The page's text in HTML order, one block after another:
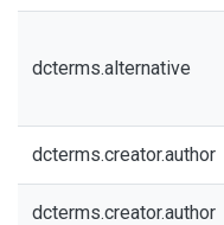
dcterms.alternative
dcterms.creator.author
dcterms.creator.author